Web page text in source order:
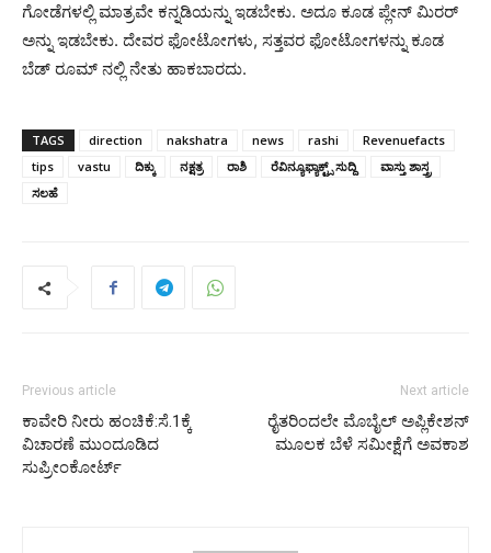
ಗೋಡೆಗಳಲ್ಲಿ ಮಾತ್ರವೇ ಕನ್ನಡಿಯನ್ನು ಇಡಬೇಕು. ಅದೂ ಕೂಡ ಪ್ಲೇನ್ ಮಿರರ್
ಅನ್ನು ಇಡಬೇಕು. ದೇವರ ಫೋಟೋಗಳು, ಸತ್ತವರ ಫೋಟೋಗಳನ್ನು ಕೂಡ
ಬೆಡ್ ರೂಮ್ ನಲ್ಲಿ ನೇತು ಹಾಕಬಾರದು.
TAGS direction nakshatra news rashi
Revenuefacts
tips
vastu ದಿಕ್ಕು ನಕ್ಷತ್ರ ರಾಶಿ ರೆವಿನ್ಯೂಫ್ಯಾಕ್ಟ್ಸ್ ಸುದ್ದಿ
ವಾಸ್ತು ಶಾಸ್ತ್ರ
ಸಲಹೆ
Previous article
ಕಾವೇರಿ ನೀರು ಹಂಚಿಕೆ:ಸೆ.1ಕ್ಕೆ
ವಿಚಾರಣೆ ಮುಂದೂಡಿದ
ಸುಪ್ರೀಂಕೋರ್ಟ್
Next article
ರೈತರಿಂದಲೇ ಮೊಬೈಲ್ ಅಪ್ಲಿಕೇಶನ್
ಮೂಲಕ ಬೆಳೆ ಸಮೀಕ್ಷೆಗೆ ಅವಕಾಶ